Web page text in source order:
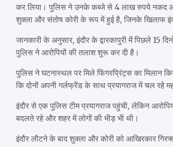
कर लिया। पुलिस ने उनके कब्जे से 4 लाख रुपये नकद
शुक्ला और संतोष कोरी के रूप में हुई है, जिनके खिलाफ
जानकारी के अनुसार, इंदौर के द्वारकापुरी में पिछले 15
पुलिस ने आरोपियों की तलाश शुरू कर दी है।
पुलिस ने घटनास्थल पर मिले फिंगरप्रिंट्स का मिलान
कि दोनों अपनी गर्लफ्रेंड के साथ प्रयागराज में चल रहे
इंदौर से एक पुलिस टीम प्रयागराज पहुंची, लेकिन
बदलते रहे और शहर में लोगों की भीड़ भी थी।
इंदौर लौटने के बाद शुक्ला और कोरी को आखिरकार